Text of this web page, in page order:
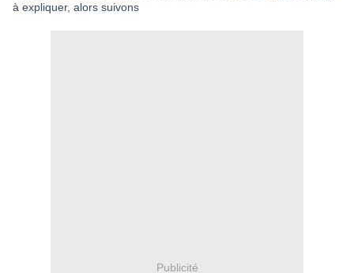
à expliquer, alors suivons
Publicité